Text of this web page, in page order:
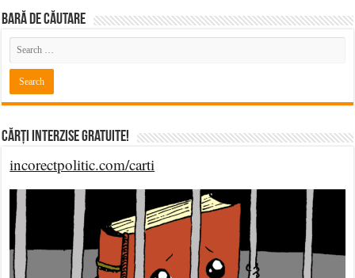
BARĂ DE CĂUTARE
Cărți Interzise Gratuite!
incorectpolitic.com/carti